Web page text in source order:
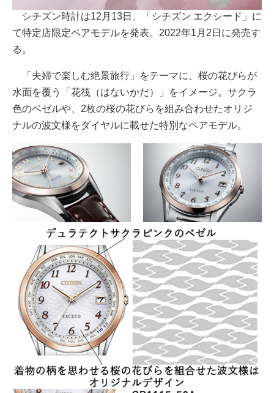
シチズン時計は12月13日、「シチズン エクシード」に
て特定店限定ペアモデルを発表。2022年1月2日に発売す
る。
「夫婦で楽しむ絶景旅行」をテーマに、桜の花びらが
水面を覆う「花筏（はないかだ）」をイメージ。サクラ
色のベゼルや、2枚の桜の花びらを組み合わせたオリジ
ナルの波文様をダイヤルに載せた特別なペアモデル。